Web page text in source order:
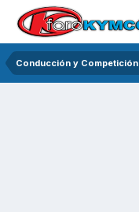
Conducción y Competición